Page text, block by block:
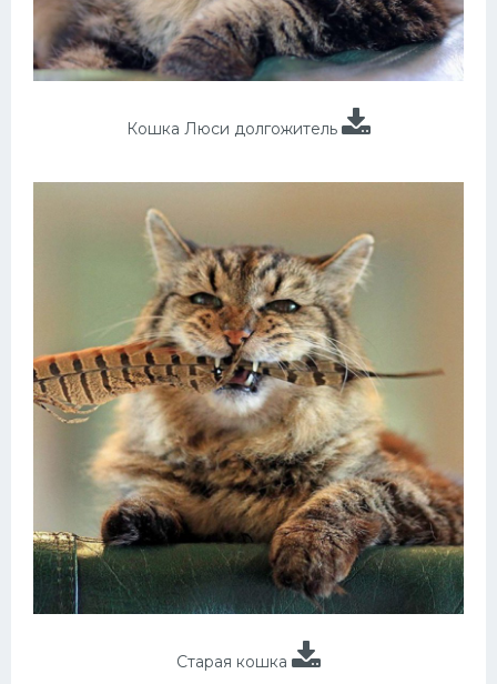
Кошка Люси долгожитель
Старая кошка